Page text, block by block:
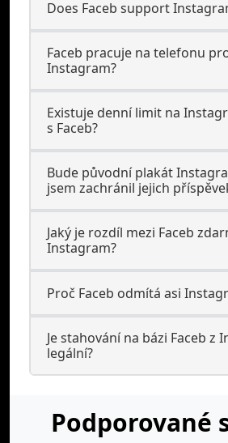
Does Faceb support
Faceb pracuje na telefonu
Instagram?
Existuje denní limit na
s Faceb?
Bude původní plakát
jsem zachránil jejich
Jaký je rozdíl mezi Faceb
Instagram?
Proč Faceb odmítá asi
Je stahování na bázi Faceb z
legální?
Podporované